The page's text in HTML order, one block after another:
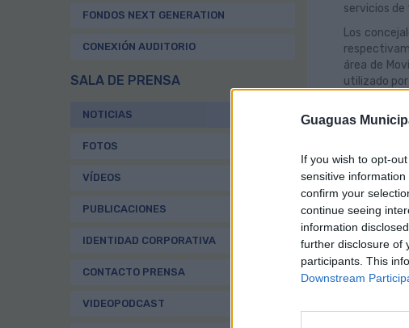
Guaguas
If you wish to opt-
sensitive
confirm your
continue seeing
information
further disclosure of
participants. This
Downstream
FONDOS NEXT GENERATION
CONEXIÓN AUDITORIO
SALA DE PRENSA
NOTICIAS
FOTOS
VÍDEOS
PUBLICACIONES
IDENTIDAD CORPORATIVA
CONTACTO PRENSA
VIDEOPODCAST
servicios
Los
área de
utilizado
“Supone
se acorta
Teatro
Por su
del
llevan a sus
Hoy
Desde
Mesa y
Benot